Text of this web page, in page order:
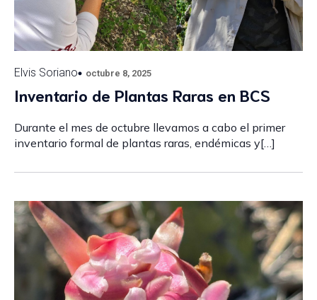
Elvis Soriano octubre 8, 2025
Inventario de Plantas Raras en BCS
Durante el mes de octubre llevamos a cabo el primer
inventario formal de plantas raras, endémicas y[…]